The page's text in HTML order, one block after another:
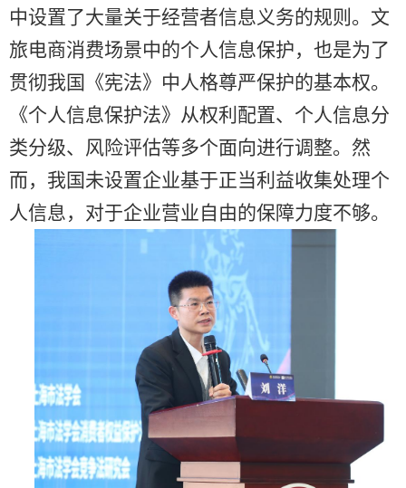
中设置了大量关于经营者信息义务的规则。文
旅电商消费场景中的个人信息保护，也是为了
贯彻我国《宪法》中人格尊严保护的基本权。
《个人信息保护法》从权利配置、个人信息分
类分级、风险评估等多个面向进行调整。然
而，我国未设置企业基于正当利益收集处理个
人信息，对于企业营业自由的保障力度不够。